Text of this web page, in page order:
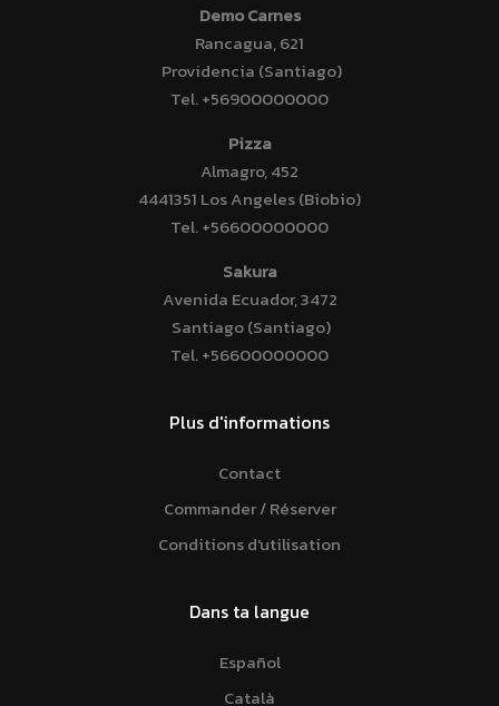
Demo Carnes
Rancagua, 621
Providencia (Santiago)
Tel.+56900000000
Pizza
Almagro, 452
4441351 Los Angeles (Biobio)
Tel.+56600000000
Sakura
Avenida Ecuador, 3472
Santiago (Santiago)
Tel.+56600000000
Plus d'informations
Contact
Commander / Réserver
Conditions d'utilisation
Dans ta langue
Español
Català